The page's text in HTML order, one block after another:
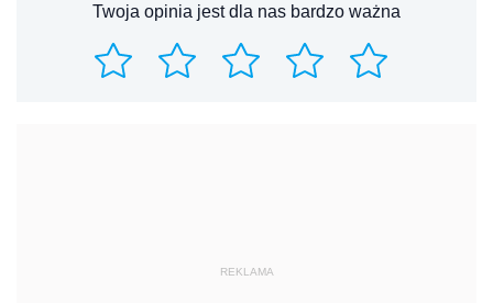
Twoja opinia jest dla nas bardzo ważna
REKLAMA